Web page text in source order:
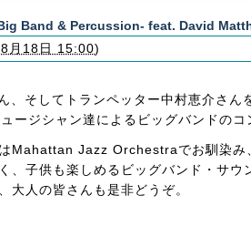
Band & Percussion- feat. David
月18日 15:00)
、そしてトランペッター中村恵介さん
ージシャン達によるビッグバンドのコ
Mahattan Jazz Orchestraでお馴染み
、子供も楽しめるビッグバンド・サウ
大人の皆さんも是非どうぞ。